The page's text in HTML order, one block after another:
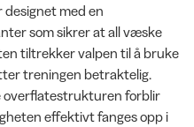
med en
som sikrer at all væske
tiltrekker valpen til å bruke
treningen betraktelig.
overflatestrukturen forblir
effektivt fanges opp i